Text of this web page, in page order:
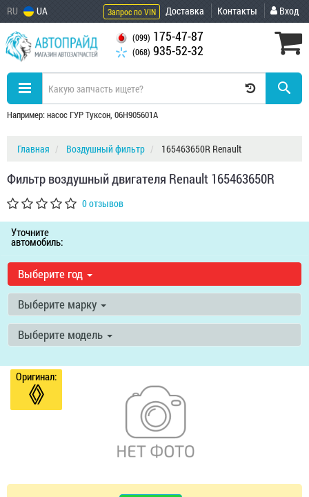
RU UA Запрос по VIN Доставка Контакты Вход
(099) 175-47-87
(068) 935-52-32
Например: насос ГУР Туксон, 06H905601A
Главная Воздушный фильтр 165463650R Renault
Фильтр воздушный двигателя Renault 165463650R
0 отзывов
Уточните
автомобиль:
Выберите год
Выберите марку
Выберите модель
Оригинал: